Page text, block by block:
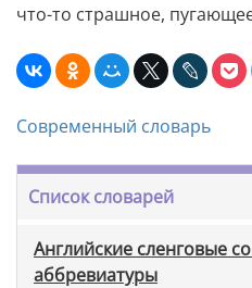
что-то страшное,
Современный словарь
Список словарей
Английские сленговые
аббревиатуры